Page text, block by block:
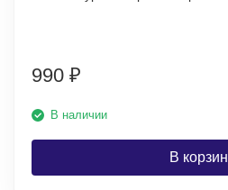
990 ₽
В наличии
В